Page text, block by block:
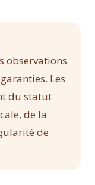
observations
Les
du statut
de la
de